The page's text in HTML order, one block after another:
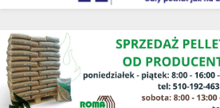
MENU